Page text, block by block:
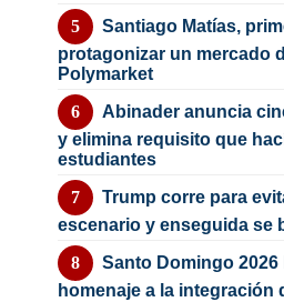
Santiago Matías,
protagonizar un mercado
Polymarket
Abinader anuncia
y elimina requisito que
estudiantes
Trump corre para
escenario y enseguida se
Santo Domingo
homenaje a la integración